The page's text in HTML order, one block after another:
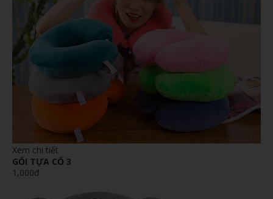
Xem chi tiết
GỐI TỰA CỔ 3
1,000đ